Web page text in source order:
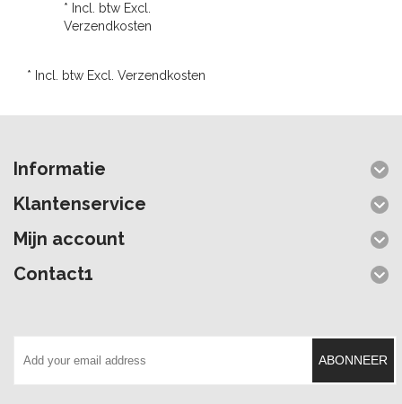
* Incl. btw Excl.
Verzendkosten
* Incl. btw Excl. Verzendkosten
Informatie
Klantenservice
Mijn account
Contact1
ABONNEER